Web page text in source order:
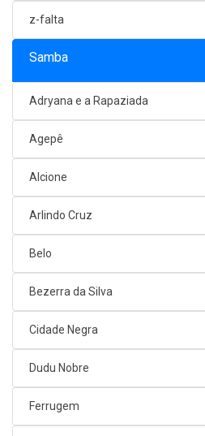
z-falta
Samba
Adryana e a Rapaziada
Agepê
Alcione
Arlindo Cruz
Belo
Bezerra da Silva
Cidade Negra
Dudu Nobre
Ferrugem